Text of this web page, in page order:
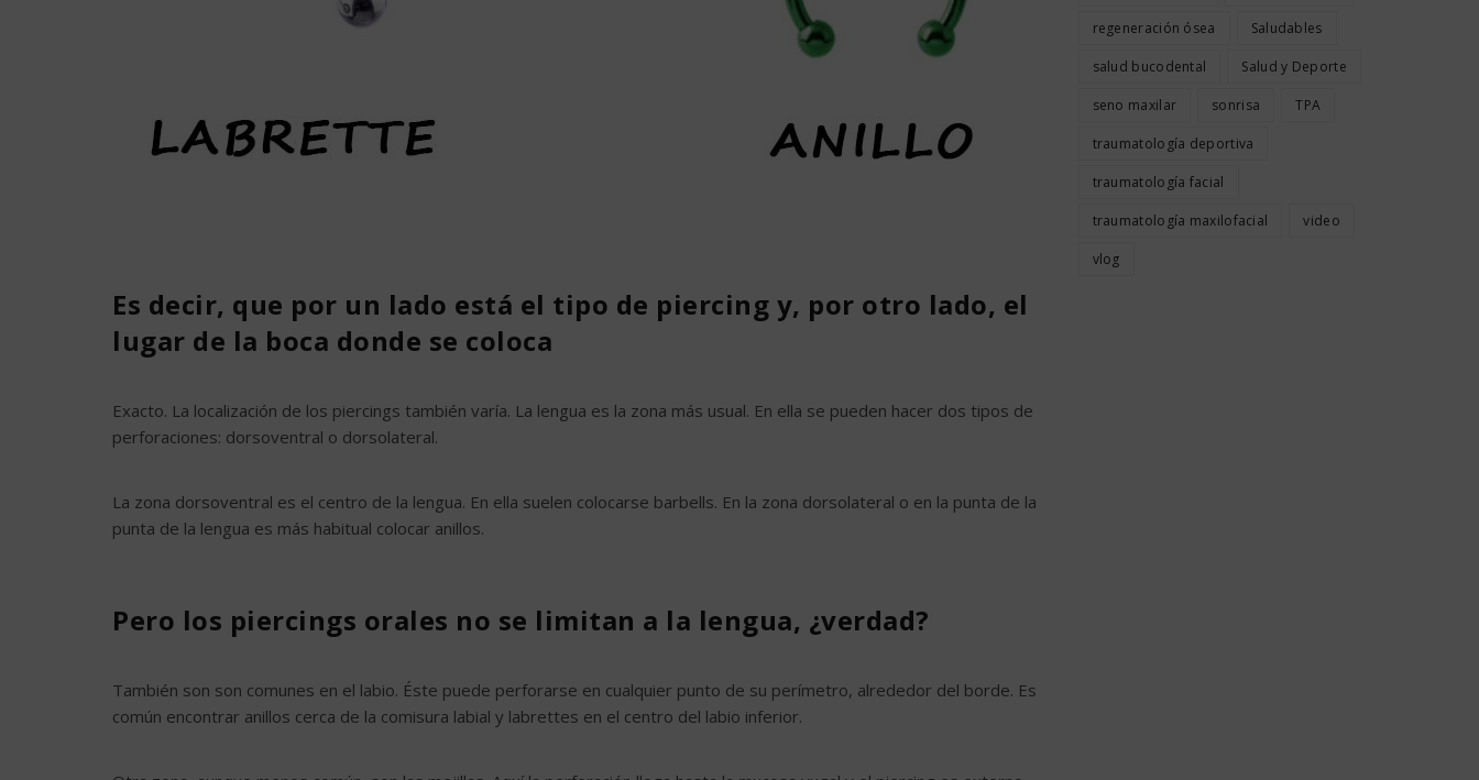
Es decir, que por un lado está el tipo de piercing y, por otro lado, el
lugar de la boca donde se coloca
Exacto. La localización de los piercings también varía. La lengua es la zona más usual. En ella se pueden hacer dos tipos de
perforaciones: dorsoventral o dorsolateral.
La zona dorsoventral es el centro de la lengua. En ella suelen colocarse barbells. En la zona dorsolateral o en la punta de la
punta de la lengua es más habitual colocar anillos.
Pero los piercings orales no se limitan a la lengua, ¿verdad?
También son son comunes en el labio. Éste puede perforarse en cualquier punto de su perímetro, alrededor del borde. Es
común encontrar anillos cerca de la comisura labial y labrettes en el centro del labio inferior.
regeneración ósea Saludables
salud bucodental Salud y Deporte
seno maxilar sonrisa TPA
traumatología deportiva
traumatología facial
traumatología maxilofacial video
vlog